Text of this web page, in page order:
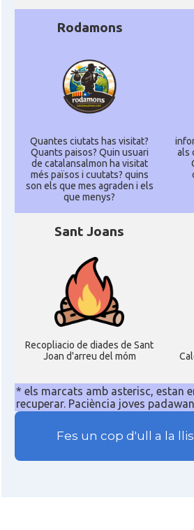
Rodamons
Quantes ciutats has visitat?
Quants paisos? Quin usuari
de catalansalmon ha visitat
més països i cuutats? quins
son els que mes agraden i els
que menys?
als
Sant Joans
Recopliacio de diades de Sant
Joan d'arreu del móm
* els marcats amb asterisc, estan
recuperar. Paciència joves
Fes un cop d'ull a la